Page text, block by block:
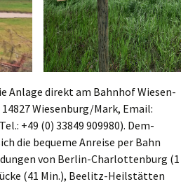
Anla­ge direkt am Bahn­hof Wie­sen­
Wiesenburg/Mark, Email:
+49 (0) 33849 909980). Dem­
die beque­me Anrei­se per Bahn
von Ber­lin-Char­lot­ten­burg (1
(41 Min.), Beelitz-Heil­stät­ten